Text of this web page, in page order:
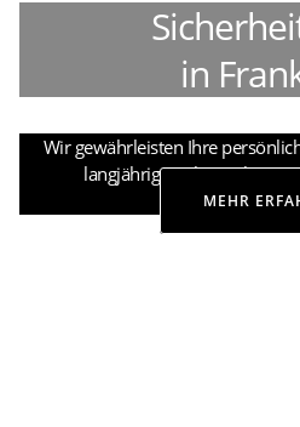
in
Wir gewährleisten Ihre
langjährige militärische
MEHR